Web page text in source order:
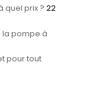
quel prix ? 22
la pompe à
pour tout